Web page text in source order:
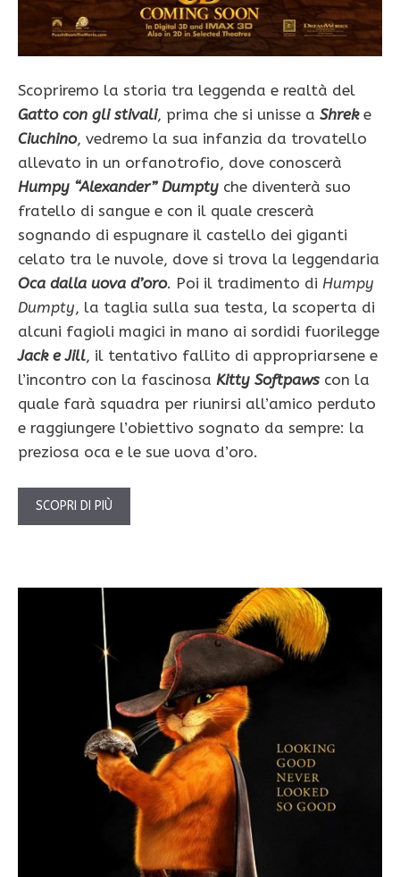
Scopriremo la storia tra leggenda e realtà del
Gatto con gli stivali, prima che si unisse a Shreke
Ciuchino, vedremo la sua infanzia da trovatello
allevato in un orfanotrofio, dove conoscerà
Humpy “Alexander” Dumpty che diventerà suo
fratello di sangue e con il quale crescerà
sognando di espugnare il castello dei giganti
celato tra le nuvole, dove si trova la leggendaria
Oca dalla uova d’oro. Poi il tradimento di Humpy
Dumpty, la taglia sulla sua testa, la scoperta di
alcuni fagioli magici in mano ai sordidi fuorilegge
Jack e Jill, il tentativo fallito di appropriarsene e
l’incontro con la fascinosa Kitty Softpaws con la
quale farà squadra per riunirsi all’amico perduto
e raggiungere l’obiettivo sognato da sempre: la
preziosa oca e le sue uova d’oro.
SCOPRI DI PIÙ